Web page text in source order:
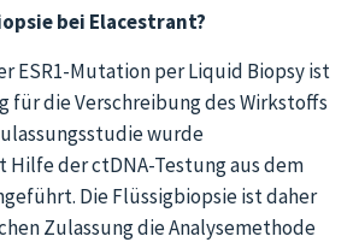
bei Elacestrant?
ESR1-Mutation per Liquid Biopsy ist
für die Verschreibung des Wirkstoffs
wurde
Hilfe der ctDNA-Testung aus dem
Die Flüssigbiopsie ist daher
Zulassung die Analysemethode